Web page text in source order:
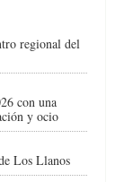
regional del
con una
y ocio
Los Llanos